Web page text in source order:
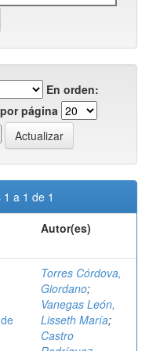
En orden:
página
a 1 de 1
Autor(es)
Torres Córdova,
Giordano;
Vanegas León,
Lisseth María;
Castro